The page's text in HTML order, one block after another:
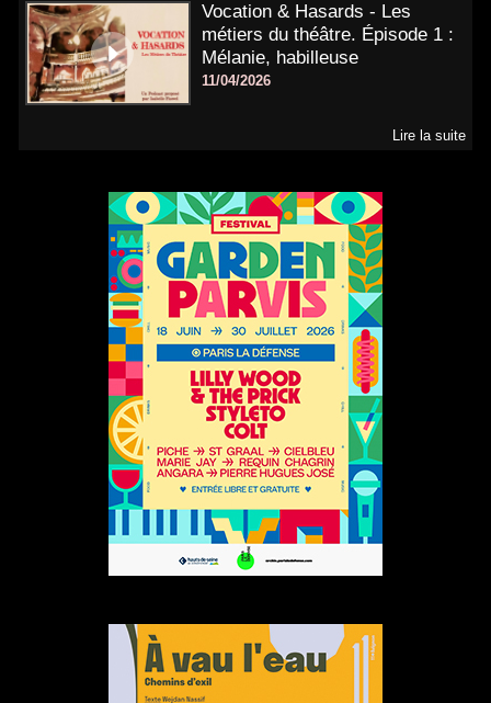
Vocation & Hasards - Les
métiers du théâtre. Épisode 1 :
Mélanie, habilleuse
11/04/2026
Lire la suite